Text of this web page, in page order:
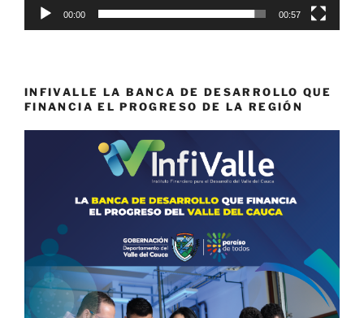
00:00 00:57
INFIVALLE LA BANCA DE DESARROLLO QUE
FINANCIA EL PROGRESO DE LA REGIÓN